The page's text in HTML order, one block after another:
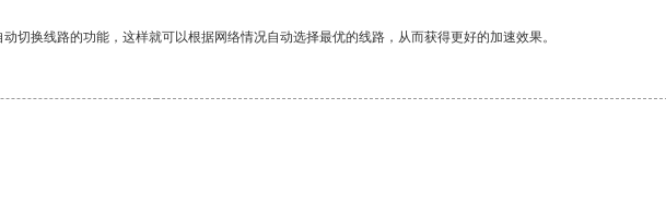
换线路的功能，这样就可以根据网络情况自动选择最优的线路，从而获得更好的加速效果。